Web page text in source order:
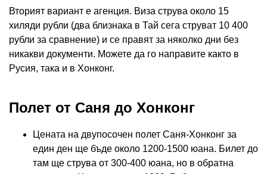
Вторият вариант е агенция. Виза струва около 15
хиляди рубли (два близнака в Тай сега струват 10 400
рубли за сравнение) и се правят за няколко дни без
никакви документи. Можете да го направите както в
Русия, така и в Хонконг.
Полет от Саня до Хонконг
Цената на двупосочен полет Саня-Хонконг за
един ден ще бъде около 1200-1500 юана. Билет до
там ще струва от 300-400 юана, но в обратна